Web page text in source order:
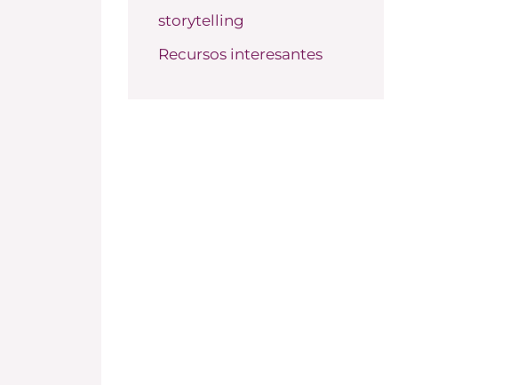
storytelling
Recursos interesantes